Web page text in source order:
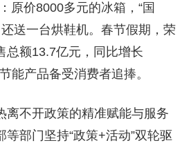
原价8000多元的冰箱，“国
送一台烘鞋机。春节假期，荣
总额13.7亿元，同比增长
能产品备受消费者追捧。
不开政策的精准赋能与服务
等部门坚持“政策+活动”双轮驱